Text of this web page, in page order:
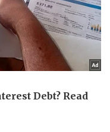
sự - Quốc phòng
Nam